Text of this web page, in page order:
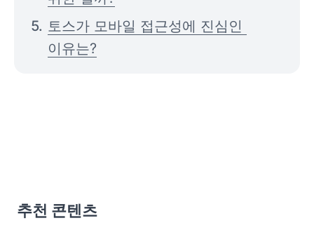
토스가 모바일 접근성에 진심인
이유는?
추천 콘텐츠